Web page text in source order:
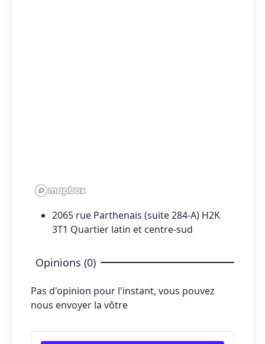
2065 rue Parthenais (suite 284-A) H2K
3T1 Quartier latin et centre-sud
Opinions (0)
Pas d'opinion pour l'instant, vous pouvez
nous envoyer la vôtre